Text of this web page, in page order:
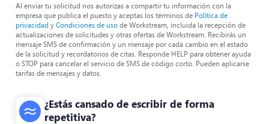
Al enviar tu solicitud nos autorizas a compartir tu información con la
empresa que publica el puesto y aceptas los términos de Política de
privacidad yCondiciones de usode Workstream, incluida la recepción de
actualizaciones de solicitudes y otras ofertas de Workstream. Recibirás un
mensaje SMS de confirmación y un mensaje por cada cambio en el estado
de la solicitud y recordatorios de citas. Responde HELP para obtener ayuda
o STOP para cancelar el servicio de SMS de código corto. Pueden aplicarse
tarifas de mensajes y datos.
¿Estás cansado de escribir de forma
repetitiva?